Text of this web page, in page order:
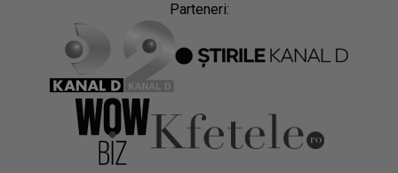
Parteneri: